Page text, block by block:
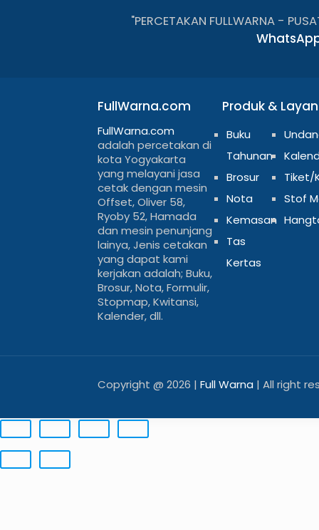
"PERCETAKAN FULLWARNA -
FullWarna.com
FullWarna.com
adalah percetakan di
kota Yogyakarta
yang melayani jasa
cetak dengan mesin
Offset, Oliver 58,
Ryoby 52, Hamada
dan mesin penunjang
lainya, Jenis cetakan
yang dapat kami
kerjakan adalah; Buku,
Brosur, Nota, Formulir,
Stopmap, Kwitansi,
Kalender, dll.
Produk &
Buku
Tahunan
Brosur
Nota
Kemasan
Tas
Kertas
Tiket/
Stof
Copyright @ 2026 | Full Warna | All right